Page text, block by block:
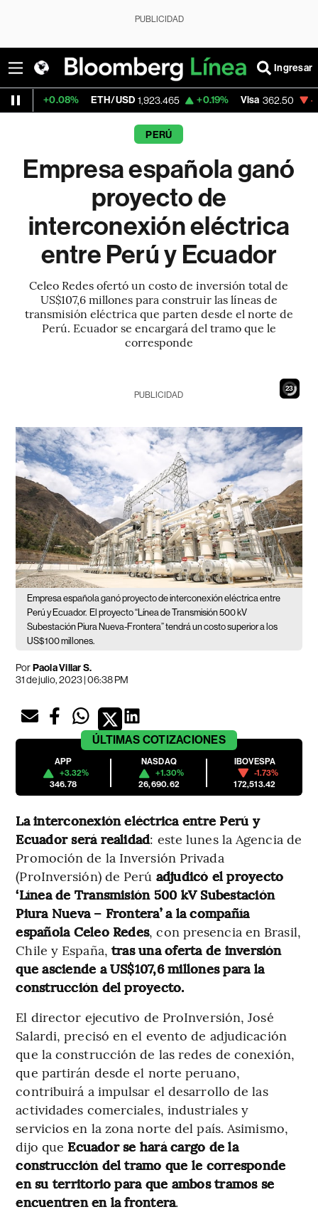
PUBLICIDAD
Ingresar
ETH/USD 1,923.465 +0.19% Visa 362.50 -2.15%
PERÚ
Empresa española ganó
proyecto de
interconexión eléctrica
entre Perú y Ecuador
Celeo Redes ofertó un costo de inversión total de
US$107,6 millones para construir las líneas de
transmisión eléctrica que parten desde el norte de
Perú. Ecuador se encargará del tramo que le
corresponde
21
PUBLICIDAD
Empresa española ganó proyecto de interconexión eléctrica entre
Perú y Ecuador. El proyecto “Línea de Transmisión 500 kV
Subestación Piura Nueva-Frontera” tendrá un costo superior a los
US$100 millones.
PorPaola Villar S.
31 de julio, 2023 | 06:38 PM
ÚLTIMAS COTIZACIONES
APP
+3.32%
346.78
NASDAQ
+1.30%
26,690.62
IBOVESPA
-1.73%
172,513.42
La interconexión eléctrica entre Perú y
Ecuador será realidad: este lunes la Agencia de
Promoción de la Inversión Privada
(ProInversión) de Perú adjudicó el proyecto
‘Línea de Transmisión 500 kV Subestación
Piura Nueva – Frontera’ a la compañía
española Celeo Redes, con presencia en Brasil,
Chile y España, tras una oferta de inversión
que asciende a US$107,6 millones para la
construcción del proyecto.
El director ejecutivo de ProInversión, José
Salardi, precisó en el evento de adjudicación
que la construcción de las redes de conexión,
que partirán desde el norte peruano,
contribuirá a impulsar el desarrollo de las
actividades comerciales, industriales y
servicios en la zona norte del país. Asimismo,
dijo que Ecuador se hará cargo de la
construcción del tramo que le corresponde
en su territorio para que ambos tramos se
encuentren en la frontera.